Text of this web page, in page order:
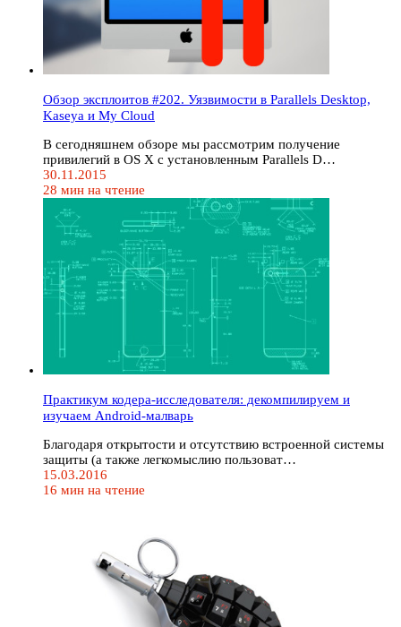
Обзор эксплоитов #202. Уязвимости в Parallels Desktop,
Kaseya и My Cloud
В сегодняшнем обзоре мы рассмотрим получение
привилегий в OS X с установленным Parallels D…
30.11.2015
28 мин на чтение
Практикум кодера-исследователя: декомпилируем и
изучаем Android-малварь
Благодаря открытости и отсутствию встроенной системы
защиты (а также легкомыслию пользоват…
15.03.2016
16 мин на чтение